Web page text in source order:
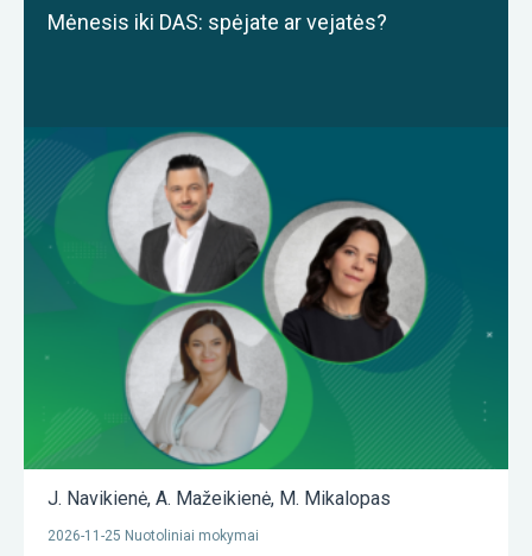
Mėnesis iki DAS: spėjate ar vejatės?
J. Navikienė, A. Mažeikienė, M. Mikalopas
2026-11-25 Nuotoliniai mokymai